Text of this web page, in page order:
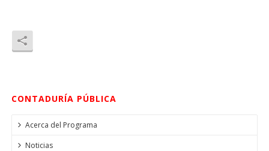
CONTADURÍA PÚBLICA
Acerca del Programa
Noticias